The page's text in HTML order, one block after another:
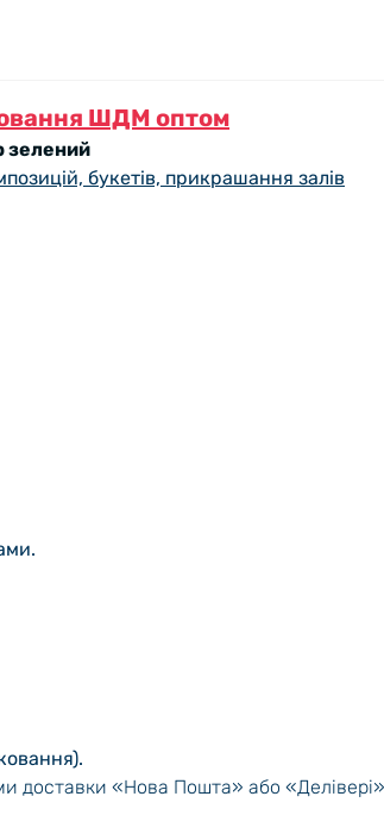
ШДМ оптом
зелений
букетів, прикрашання залів
доставки «Нова Пошта» або